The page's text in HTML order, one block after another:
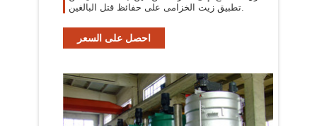
تطبيق زيت الخزامى على حفائظ قتل البالغين.
احصل على السعر